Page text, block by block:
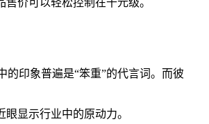
印象普遍是“笨重”的代言词。而彼
显示行业中的原动力。